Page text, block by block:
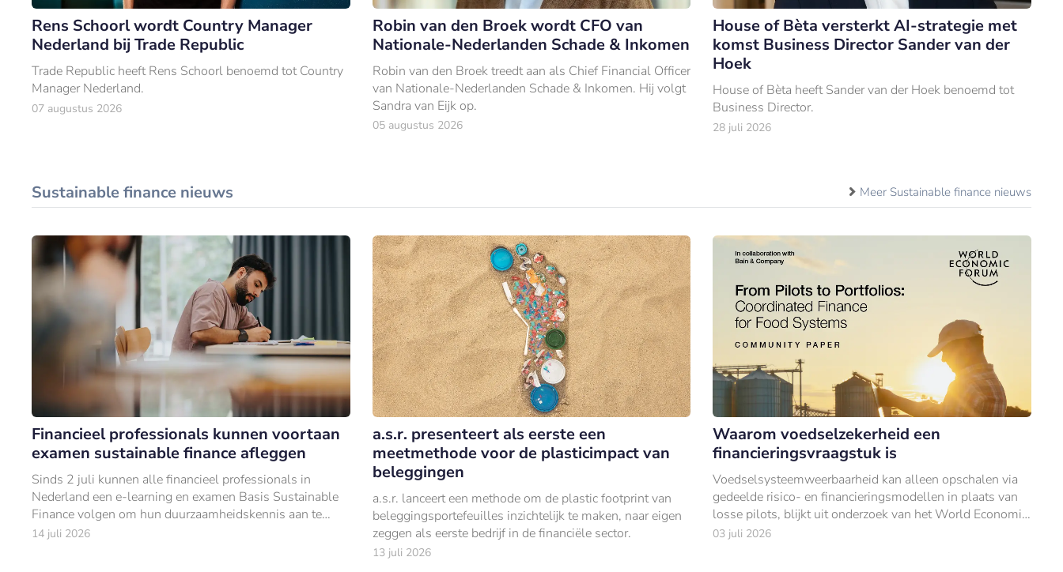
Rens Schoorl wordt Country Manager
Nederland bij Trade Republic
Trade Republic heeft Rens Schoorl benoemd tot Country
Manager Nederland.
07 augustus 2026
Robin van den Broek wordt CFO van
Nationale-Nederlanden Schade & Inkomen
Robin van den Broek treedt aan als Chief Financial Officer
van Nationale-Nederlanden Schade & Inkomen. Hij volgt
Sandra van Eijk op.
05 augustus 2026
House of Bèta versterkt AI-strategie met
komst Business Director Sander van der
Hoek
House of Bèta heeft Sander van der Hoek benoemd tot
Business Director.
28 juli 2026
Sustainable finance nieuws Meer Sustainable finance nieuws
Financieel professionals kunnen voortaan
examen sustainable finance afleggen
Sinds 2 juli kunnen alle financieel professionals in
Nederland een e-learning en examen Basis Sustainable
Finance volgen om hun duurzaamheidskennis aan te
tonen.
14 juli 2026
a.s.r. presenteert als eerste een
meetmethode voor de plasticimpact van
beleggingen
a.s.r. lanceert een methode om de plastic footprint van
beleggingsportefeuilles inzichtelijk te maken, naar eigen
zeggen als eerste bedrijf in de financiële sector.
13 juli 2026
Waarom voedselzekerheid een
financieringsvraagstuk is
Voedselsysteemweerbaarheid kan alleen opschalen via
gedeelde risico- en financieringsmodellen in plaats van
losse pilots, blijkt uit onderzoek van het World Economic
Forum en Bain & Company.
03 juli 2026